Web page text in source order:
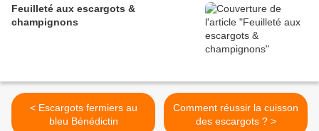
Feuilleté aux escargots &
champignons
< Escargots fermiers au
bleu Bénédictin
Comment réussir la cuisson
des escargots ? >